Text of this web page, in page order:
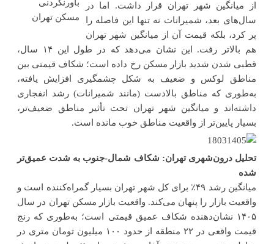
از میانگین شهر تهران قرار داشت. اما در
سال‌های بعد، شمیرانات نه تنها این فاصله را
پر کرد، بلکه قیمت آن از میانگین شهر تهران
هم بالاتر رفت. این نشان می‌دهد که در طول این ۱۴ سال،
قطبی شدن شدید بازار مسکن رخ داده است؛ شکاف قیمتی بین
مناطق لوکس و ضعیف به شکل چشمگیری افزایش یافته،
به‌طوری که مناطق بالادست (مانند شمیرانات) رشد انفجاری
داشته‌اند و میانگین شهر تهران تحت تأثیر مناطق ضعیف‌تر،
بسیار پایین‌تر از واقعیت مناطق خوب مانده است.
تحلیل درون‌شهری تهران: شکاف شمال-جنوب به شدت عمیق‌تر
شده
میانگین رشد ۴۹٪ برای کل شهر تهران بسیار گمراه‌کننده است و
واقعیت بازار را پنهان می‌کند. واقعیت بازار مسکن تهران در سال
۱۴۰۵ نشان‌دهنده شکاف عمیق قیمتی است؛ به‌طوری که رنج
قیمت واقعی در ۲۲ منطقه از حدود ۱۰۰ میلیون تومان متری در